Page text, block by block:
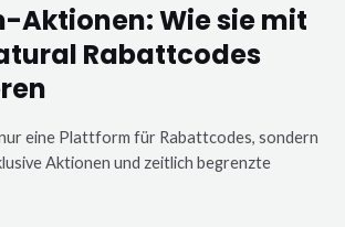
Aktionen: Wie sie mit
Rabattcodes
eine Plattform für Rabattcodes, sondern
Aktionen und zeitlich begrenzte